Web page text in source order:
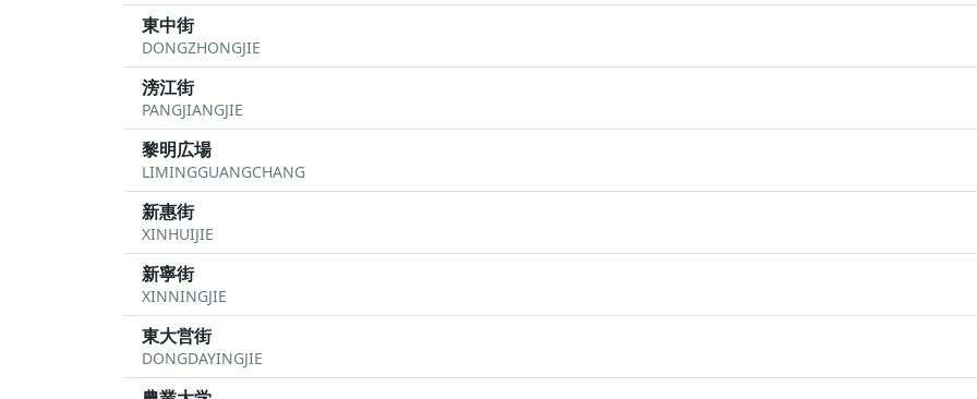
東中街
DONGZHONGJIE
滂江街
PANGJIANGJIE
黎明広場
LIMINGGUANGCHANG
新惠街
XINHUIJIE
新寧街
XINNINGJIE
東大営街
DONGDAYINGJIE